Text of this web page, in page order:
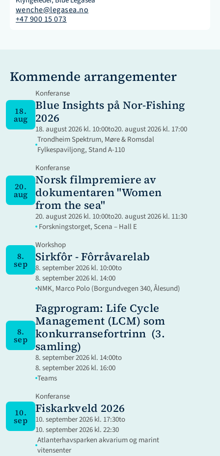
wenche@legasea.no
+47 900 15 073
Kommende arrangementer
18.
aug
Konferanse
Blue Insights på Nor-Fishing
2026
18. august 2026 kl. 10:00to20. august 2026 kl. 17:00
Trondheim Spektrum, Møre & Romsdal
Fylkespaviljong, Stand A-110
20.
aug
Konferanse
Norsk filmpremiere av
dokumentaren "Women
from the sea"
20. august 2026 kl. 10:00to20. august 2026 kl. 11:30
Forskningstorget, Scena – Hall E
8.
sep
Workshop
Sirkfôr - Fôrråvarelab
8. september 2026 kl. 10:00to
8. september 2026 kl. 14:00
NMK, Marco Polo (Borgundvegen 340, Ålesund)
8.
sep
Fagprogram: Life Cycle
Management (LCM) som
konkurransefortrinn  (3.
samling)
8. september 2026 kl. 14:00to
8. september 2026 kl. 16:00
Teams
10.
sep
Konferanse
Fiskarkveld 2026
10. september 2026 kl. 17:30to
10. september 2026 kl. 22:30
Atlanterhavsparken akvarium og marint
vitensenter